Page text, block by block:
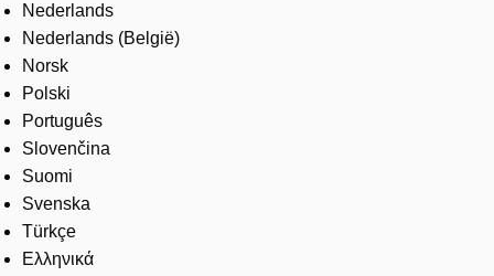
Nederlands
Nederlands (België)
Norsk
Polski
Português
Slovenčina
Suomi
Svenska
Türkçe
Ελληνικά